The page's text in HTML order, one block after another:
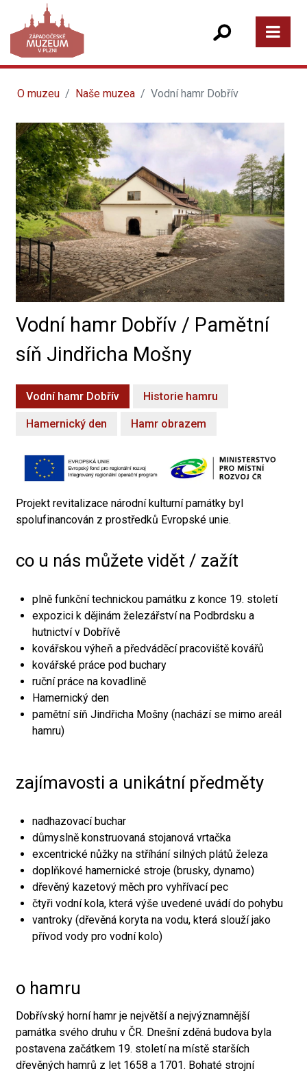
O muzeu Naše muzea Vodní hamr Dobřív
Vodní hamr Dobřív / Pamětní
síň Jindřicha Mošny
Vodní hamr Dobřív Historie hamru
Hamernický den Hamr obrazem
Projekt revitalizace národní kulturní památky byl
spolufinancován z prostředků Evropské unie.
co u nás můžete vidět / zažít
plně funkční technickou památku z konce 19. století
expozici k dějinám železářství na Podbrdsku a
hutnictví v Dobřívě
kovářskou výheň a předváděcí pracoviště kovářů
kovářské práce pod buchary
ruční práce na kovadlině
Hamernický den
pamětní síň Jindřicha Mošny (nachází se mimo areál
hamru)
zajímavosti a unikátní předměty
nadhazovací buchar
důmyslně konstruovaná stojanová vrtačka
excentrické nůžky na stříhání silných plátů železa
doplňkové hamernické stroje (brusky, dynamo)
dřevěný kazetový měch pro vyhřívací pec
čtyři vodní kola, která výše uvedené uvádí do pohybu
vantroky (dřevěná koryta na vodu, která slouží jako
přívod vody pro vodní kolo)
o hamru
Dobřívský horní hamr je největší a nejvýznamnější
památka svého druhu v ČR. Dnešní zděná budova byla
postavena začátkem 19. století na místě starších
dřevěných hamrů z let 1658 a 1701. Bohaté strojní